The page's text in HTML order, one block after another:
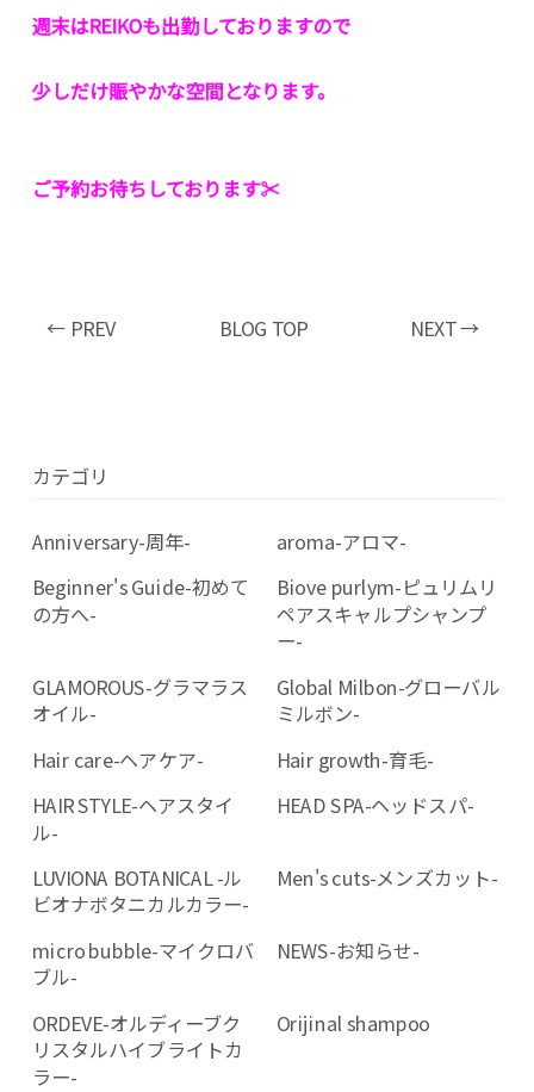
週末はREIKOも出勤しておりますので
少しだけ賑やかな空間となります。
ご予約お待ちしております✂︎
← PREV BLOG TOP NEXT →
カテゴリ
Anniversary-周年-
aroma-アロマ-
Beginner's Guide-初めて
の方へ-
Biove purlym-ピュリムリ
ペアスキャルプシャンプ
ー-
GLAMOROUS-グラマラス
オイル-
Global Milbon-グローバル
ミルボン-
Hair care-ヘアケア-
Hair growth-育毛-
HAIR STYLE-ヘアスタイ
ル-
HEAD SPA-ヘッドスパ-
LUVIONA BOTANICAL -ル
ビオナボタニカルカラー-
Men's cuts-メンズカット-
micro bubble-マイクロバ
ブル-
NEWS-お知らせ-
ORDEVE-オルディーブク
リスタルハイブライトカ
ラー-
Orijinal shampoo